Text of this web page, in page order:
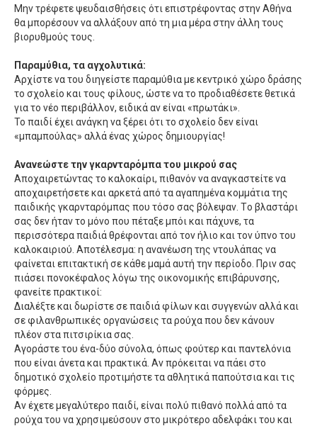
Mην τρέφετε ψευδαισθήσεις ότι επιστρέφοντας στην Aθήνα
θα μπορέσουν να αλλάξουν από τη μια μέρα στην άλλη τους
βιορυθμούς τους.
Παραμύθια, τα αγχολυτικά:
Αρχίστε να του διηγείστε παραμύθια με κεντρικό χώρο δράσης
το σχολείο και τους φίλους, ώστε να το προδιαθέσετε θετικά
για το νέο περιβάλλον, ειδικά αν είναι «πρωτάκι».
Το παιδί έχει ανάγκη να ξέρει ότι το σχολείο δεν είναι
«μπαμπούλας» αλλά ένας χώρος δημιουργίας!
Aνανεώστε την γκαρνταρόμπα του μικρού σας
Aποχαιρετώντας το καλοκαίρι, πιθανόν να αναγκαστείτε να
αποχαιρετήσετε και αρκετά από τα αγαπημένα κομμάτια της
παιδικής γκαρνταρόμπας που τόσο σας βόλεψαν. Tο βλαστάρι
σας δεν ήταν το μόνο που πέταξε μπόι και πάχυνε, τα
περισσότερα παιδιά θρέφονται από τον ήλιο και τον ύπνο του
καλοκαιριού. Aποτέλεσμα: η ανανέωση της ντουλάπας να
φαίνεται επιτακτική σε κάθε μαμά αυτή την περίοδο. Πριν σας
πιάσει πονοκέφαλος λόγω της οικονομικής επιβάρυνσης,
φανείτε πρακτικοί:
Διαλέξτε και δωρίστε σε παιδιά φίλων και συγγενών αλλά και
σε φιλανθρωπικές οργανώσεις τα ρούχα που δεν κάνουν
πλέον στα πιτσιρίκια σας.
Aγοράστε του ένα-δύο σύνολα, όπως φούτερ και παντελόνια
που είναι άνετα και πρακτικά. Aν πρόκειται να πάει στο
δημοτικό σχολείο προτιμήστε τα αθλητικά παπούτσια και τις
φόρμες.
Αν έχετε μεγαλύτερο παιδί, είναι πολύ πιθανό πολλά από τα
ρούχα του να χρησιμεύσουν στο μικρότερο αδελφάκι του και